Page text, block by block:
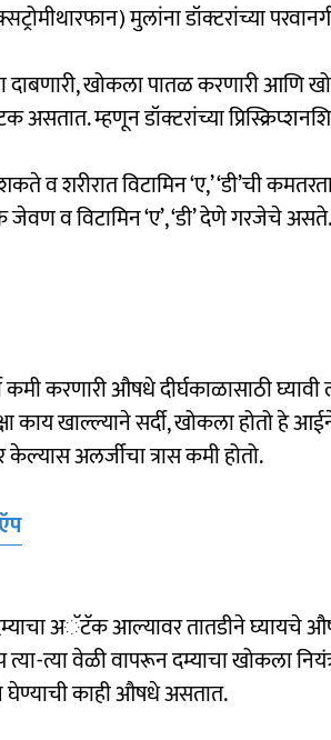
मुलांना डॉक्टरांच्या
खोकला पातळ करणारी आणि
म्हणून डॉक्टरांच्या
व शरीरात विटामिन ‘ए,’ ‘डी’ची
व विटामिन ‘ए’, ‘डी’ देणे गरजेचे असते.
करणारी औषधे दीर्घकाळासाठी घ्यावी
काय खाल्ल्याने सर्दी, खोकला होतो हे
अलर्जीचा त्रास कमी होतो.
दम्याचा अॅटॅक आल्यावर तातडीने
त्या वेळी वापरून दम्याचा खोकला
घेण्याची काही औषधे असतात.